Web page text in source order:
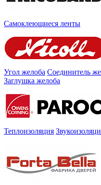
Самоклеющиеся ленты
Угол желоба Соединитель
Заглушка желоба
Теплоизоляция